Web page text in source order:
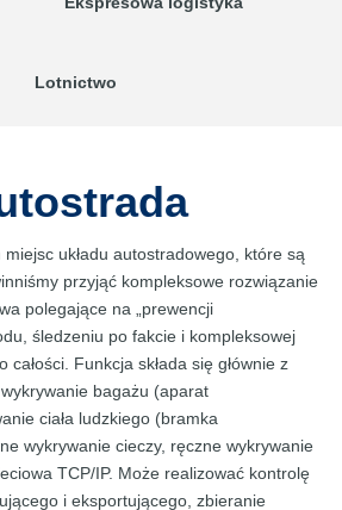
Lotnictwo
układu autostradowego, które są
przyjąć kompleksowe rozwiązanie
polegające na „prewencji
śledzeniu po fakcie i kompleksowej
całości. Funkcja składa się głównie z
bagażu (aparat
ciała ludzkiego (bramka
wykrywanie cieczy, ręczne wykrywanie
TCP/IP. Może realizować kontrolę
i eksportującego, zbieranie